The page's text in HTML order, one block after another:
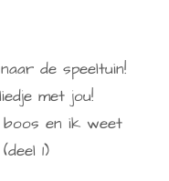
de speeltuin!
met jou!
boos en ik weet
1)